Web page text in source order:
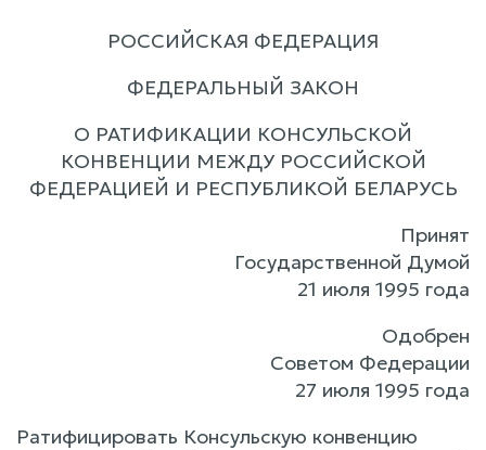
РОССИЙСКАЯ ФЕДЕРАЦИЯ
ФЕДЕРАЛЬНЫЙ ЗАКОН
О РАТИФИКАЦИИ КОНСУЛЬСКОЙ
КОНВЕНЦИИ МЕЖДУ РОССИЙСКОЙ
ФЕДЕРАЦИЕЙ И РЕСПУБЛИКОЙ БЕЛАРУСЬ
Принят
Государственной Думой
21 июля 1995 года
Одобрен
Советом Федерации
27 июля 1995 года
Ратифицировать Консульскую конвенцию